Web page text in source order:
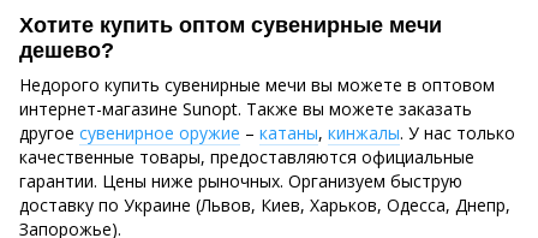
Хотите купить оптом сувенирные мечи
дешево?
Недорого купить сувенирные мечи вы можете в оптовом
интернет-магазине Sunopt. Также вы можете заказать
другое сувенирное оружие – катаны, кинжалы. У нас только
качественные товары, предоставляются официальные
гарантии. Цены ниже рыночных. Организуем быструю
доставку по Украине (Львов, Киев, Харьков, Одесса, Днепр,
Запорожье).